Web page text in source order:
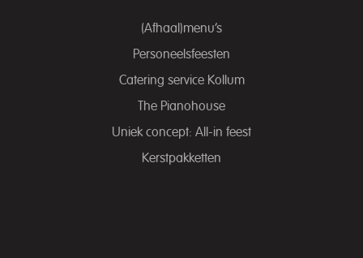
(Afhaal)menu’s
Personeelsfeesten
Catering service Kollum
The Pianohouse
Uniek concept: All-in feest
Kerstpakketten